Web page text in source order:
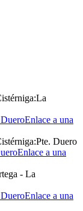
:La
Enlace a una
:Pte. Duero
Enlace a una
- La
Enlace a una